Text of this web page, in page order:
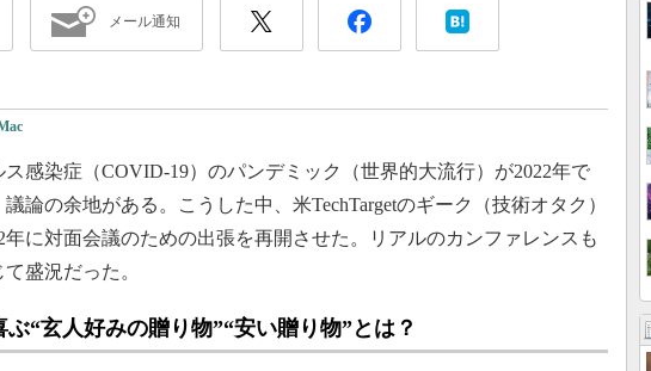
メール通知
感染症（COVID-19）のパンデミック（世界的大流行）が2022年で
論の余地がある。こうした中、米TechTargetのギーク（技術オタク）
年に対面会議のための出張を再開させた。リアルのカンファレンスも
盛況だった。
“玄人好みの贈り物”“安い贈り物”とは？